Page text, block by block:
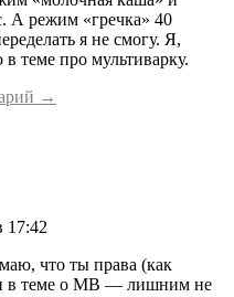
А режим «гречка» 40
я не смогу. Я,
теме про мультиварку.
→
17:42
что ты права (как
в теме о МВ — лишним не